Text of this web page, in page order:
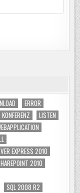
ERROR
KONFERENZ
LISTEN
EXPRESS 2010
2010
SQL 2008 R2